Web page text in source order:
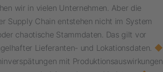
wir in vielen Unternehmen. Aber die
Supply Chain entstehen nicht im System
chaotische Stammdaten. Das gilt vor
Lieferanten- und Lokationsdaten.
mit Produktionsauswirkungen